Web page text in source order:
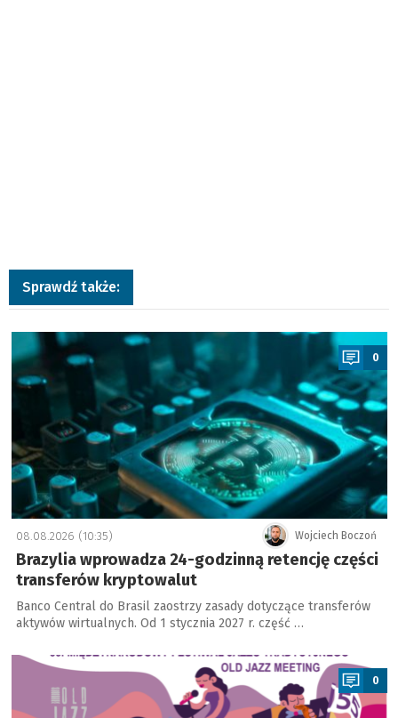
Sprawdź także:
a
0
Wojciech Boczoń
08.08.2026 (10:35)
Brazylia wprowadza 24-godzinną retencję części
transferów kryptowalut
Banco Central do Brasil zaostrzy zasady dotyczące transferów
aktywów wirtualnych. Od 1 stycznia 2027 r. część …
a
0